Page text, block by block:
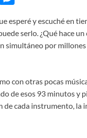
se
n
esperé y escuché en
serlo. ¿Qué hace
simultáneo por
con otras pocas
de esos 93 minutos y
de cada instrumento, la